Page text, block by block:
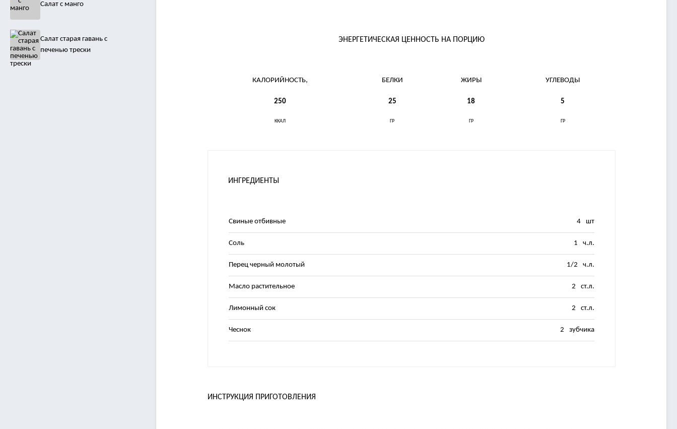
Салат с манго
Салат старая гавань с
печенью трески
ЭНЕРГЕТИЧЕСКАЯ ЦЕННОСТЬ НА ПОРЦИЮ
КАЛОРИЙНОСТЬ, БЕЛКИ ЖИРЫ УГЛЕВОДЫ
250 25 18 5
ККАЛ ГР ГР ГР
ИНГРЕДИЕНТЫ
Свиные отбивные 4 шт
Соль 1 ч.л.
Перец черный молотый 1/2 ч.л.
Масло растительное 2 ст.л.
Лимонный сок 2 ст.л.
Чеснок 2 зубчика
ИНСТРУКЦИЯ ПРИГОТОВЛЕНИЯ